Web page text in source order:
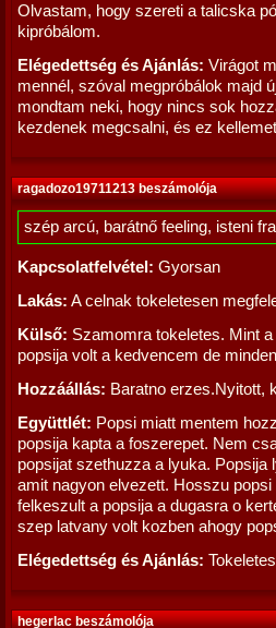
Olvastam, hogy szereti a talicska
kipróbálom.
Elégedettség és Ajánlás: Virágot
mennél, szóval megpróbálok majd
mondtam neki, hogy nincs sok
kezdenek megcsalni, és ez
ragadozo19711213 beszámolója
szép arcú, barátnő feeling, isteni
Kapcsolatfelvétel: Gyorsan
Lakás: A celnak tokeletesen
Külső: Szamomra tokeletes. Mint
popsija volt a kedvencem de
Hozzáállás: Baratno erzes.Nyitott,
Együttlét: Popsi miatt mentem
popsija kapta a foszerepet. Nem
popsijat szethuzza a lyuka.
amit nagyon elvezett. Hosszu
felkeszult a popsija a dugasra o
szep latvany volt kozben ahogy
Elégedettség és Ajánlás:
hegerlac beszámolója